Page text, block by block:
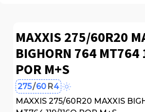
MAXXIS 275/60R20
BIGHORN 764
POR M+S
275/60 R4
MAXXIS 275/60R20 MAXXIS